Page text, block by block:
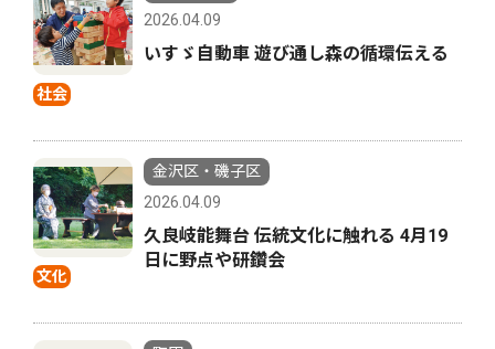
社会
2026.04.09
いすゞ自動車 遊び通し森の循環伝える
文化
金沢区・磯子区
2026.04.09
久良岐能舞台 伝統文化に触れる 4月19
日に野点や研鑽会